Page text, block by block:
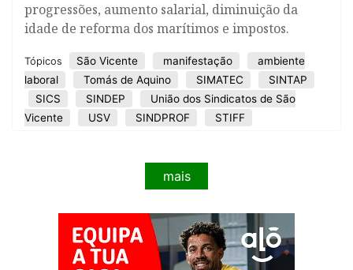
progressões, aumento salarial, diminuição da
idade de reforma dos marítimos e impostos.
Tópicos São Vicente manifestação
ambiente
laboral
Tomás de Aquino SIMATEC
SINTAP
SICS
SINDEP
União dos Sindicatos de São
Vicente
USV SINDPROF STIFF
mais